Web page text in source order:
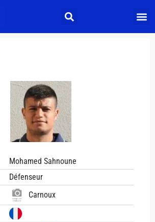
Mohamed Sahnoune
Défenseur
Carnoux